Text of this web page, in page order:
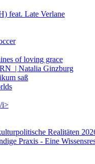
feat. Late Verlane
of loving grace
| Natalia Ginzburg
saß
i>
Realitäten
Praxis - Eine